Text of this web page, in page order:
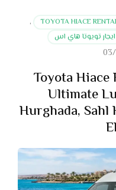
TOYOTA HIACE
,
ايجار تويوتا هاي اس
Toyota Hiace
Ultimate
Hurghada, Sahl